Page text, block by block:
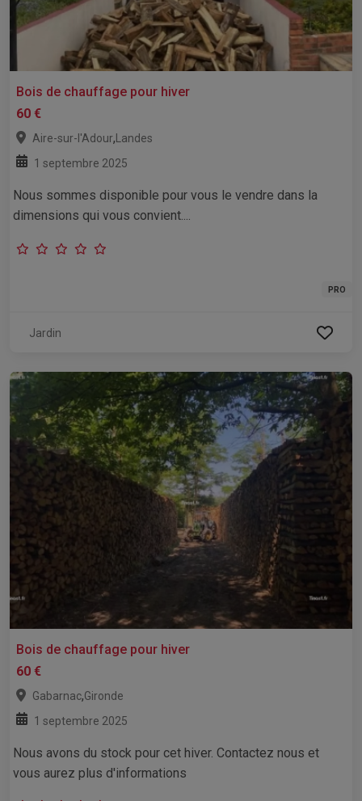
Bois de chauffage pour hiver
60 €
Aire-sur-l'Adour,Landes
1 septembre 2025
Nous sommes disponible pour vous le vendre dans la
dimensions qui vous convient....
PRO
Jardin
Bois de chauffage pour hiver
60 €
Gabarnac,Gironde
1 septembre 2025
Nous avons du stock pour cet hiver. Contactez nous et
vous aurez plus d'informations